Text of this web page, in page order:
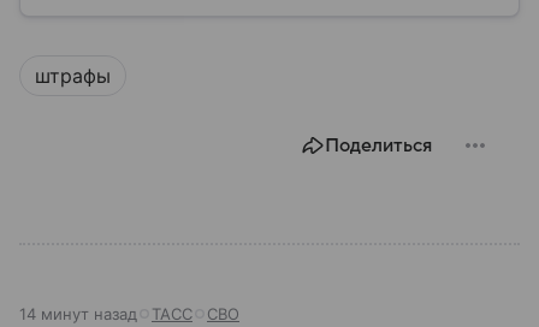
штрафы
Поделиться
14 минут назад ТАСС СВО